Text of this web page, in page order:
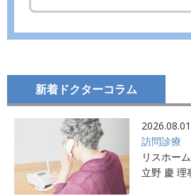
新着ドクターコラム
訪問診療
リスホー
立野 慶 理